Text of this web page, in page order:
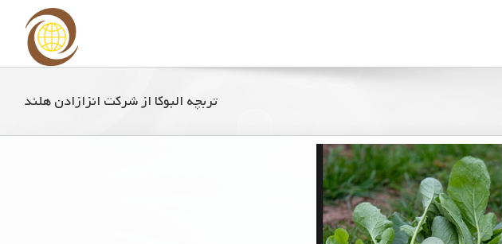
تربچه البوکا از شرکت انزازادن هلند